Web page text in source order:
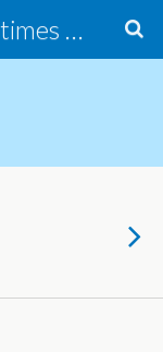
LPO PACA Alpes Maritimes Est, groupe local